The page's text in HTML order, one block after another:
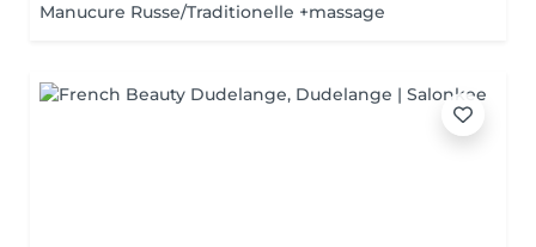
Manucure Russe/Traditionelle +massage